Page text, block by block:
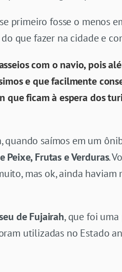
primeiro fosse o menos
que fazer na cidade e
com o navio, pois
e que facilmente
que ficam à espera dos
quando saímos em um
Peixe, Frutas e Verduras.
mas ok, ainda
de Fujairah, que foi
utilizadas no Estado